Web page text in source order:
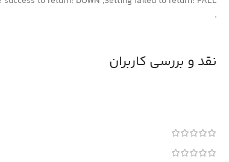
.
نقد و بررسی کاربران